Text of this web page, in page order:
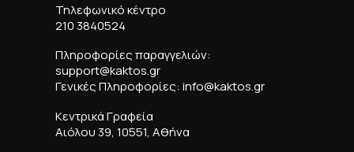
Τηλεφωνικό κέντρο
210 3840524
Πληροφορίες παραγγελιών:
support@kaktos.gr
Γενικές Πληροφορίες: info@kaktos.gr
Κεντρικά Γραφεία
Αιόλου 39, 10551, Αθήνα